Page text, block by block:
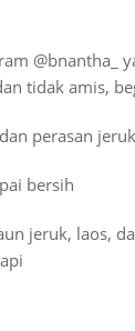
@bnantha_
tidak amis,
perasan
bersih
jeruk, laos,